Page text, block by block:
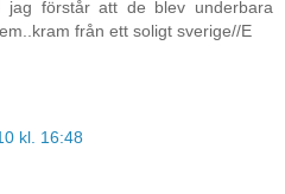
jag förstår att de blev underbara
från ett soligt sverige//E
kl. 16:48